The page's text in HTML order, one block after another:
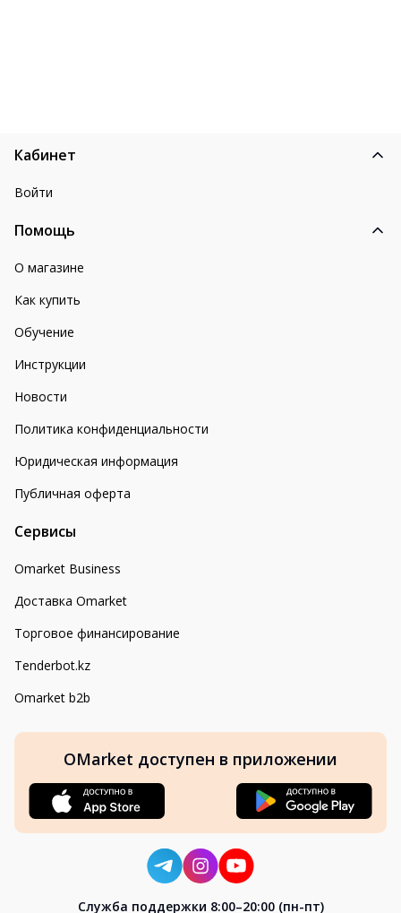
Кабинет
Войти
Помощь
О магазине
Как купить
Обучение
Инструкции
Новости
Политика конфиденциальности
Юридическая информация
Публичная оферта
Сервисы
Omarket Business
Доставка Omarket
Торговое финансирование
Tenderbot.kz
Omarket b2b
OMarket доступен в приложении
Cлужба поддержки 8:00–20:00 (пн-пт)